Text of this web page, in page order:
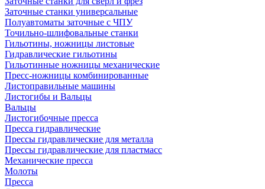
Заточные станки универсальные
Полуавтоматы заточные с ЧПУ
Точильно-шлифовальные станки
Гильотины, ножницы листовые
Гидравлические гильотины
Гильотинные ножницы механические
Пресс-ножницы комбинированные
Листоправильные машины
Листогибы и Вальцы
Вальцы
Листогибочные пресса
Пресса гидравлические
Прессы гидравлические для металла
Прессы гидравлические для пластмасс
Механические пресса
Молоты
Пресса